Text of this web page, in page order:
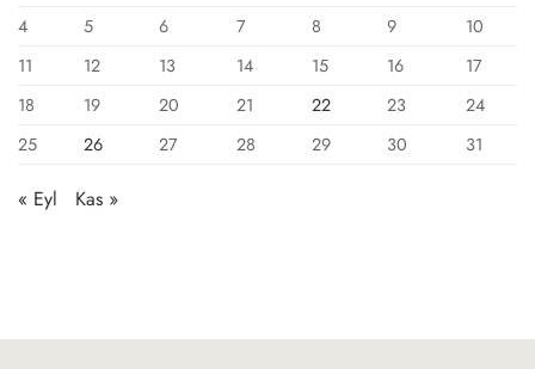
4
5 6 7 8 9
10
11
12 13 14 15 16
17
18
19 20 21 22 23
24
25
26 27 28 29 30 31
« Eyl Kas »